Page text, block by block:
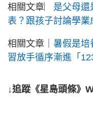
相關文章︳ 是父母還
表？跟孩子討論學
相關文章｜ 暑假是培
習放手循序漸進「
↓追蹤《星島頭條》